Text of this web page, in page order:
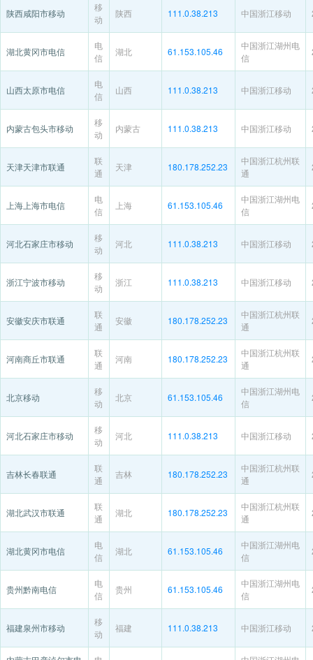
陕西咸阳市移动
移
动
陕西 111.0.38.213 中国浙江移动
湖北黄冈市电信
电
信
湖北 61.153.105.46
中国浙江湖州电
信
山西太原市电信
电
信
山西 111.0.38.213 中国浙江移动
内蒙古包头市移动
移
动
内蒙古 111.0.38.213 中国浙江移动
天津天津市联通
联
通
天津 180.178.252.23
中国浙江杭州联
通
上海上海市电信
电
信
上海 61.153.105.46
中国浙江湖州电
信
河北石家庄市移动
移
动
河北 111.0.38.213 中国浙江移动
浙江宁波市移动
移
动
浙江 111.0.38.213 中国浙江移动
安徽安庆市联通
联
通
安徽 180.178.252.23
中国浙江杭州联
通
河南商丘市联通
联
通
河南 180.178.252.23
中国浙江杭州联
通
北京移动
移
动
北京 61.153.105.46
中国浙江湖州电
信
河北石家庄市移动
移
动
河北 111.0.38.213 中国浙江移动
吉林长春联通
联
通
吉林 180.178.252.23
中国浙江杭州联
通
湖北武汉市联通
联
通
湖北 180.178.252.23
中国浙江杭州联
通
湖北黄冈市电信
电
信
湖北 61.153.105.46
中国浙江湖州电
信
贵州黔南电信
电
信
贵州 61.153.105.46
中国浙江湖州电
信
福建泉州市移动
移
动
福建 111.0.38.213 中国浙江移动